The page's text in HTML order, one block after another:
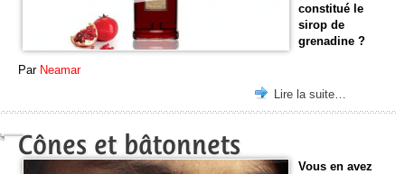
constitué le
sirop de
grenadine ?
Par Neamar
Lire la suite…
Cônes et bâtonnets
Vous en avez